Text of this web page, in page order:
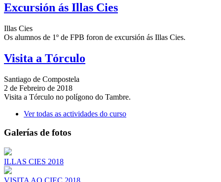
Excursión ás Illas Cies
Illas Cies
Os alumnos de 1º de FPB foron de excursión ás Illas Cies.
Visita a Tórculo
Santiago de Compostela
2 de Febreiro de 2018
Visita a Tórculo no polígono do Tambre.
Ver todas as actividades do curso
Galerías de fotos
ILLAS CIES 2018
VISITA AO CIEC 2018